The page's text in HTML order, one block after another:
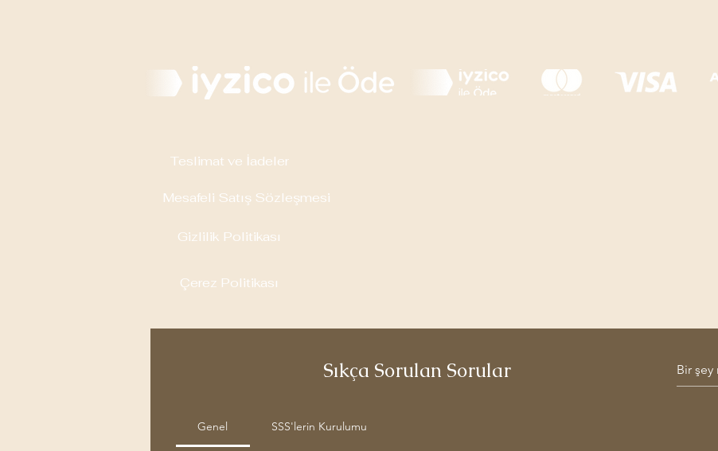
Teslimat ve İadeler
Mesafeli Satış Sözleşmesi
Gizlilik Politikası
Çerez Politikası
Sıkça Sorulan Sorular
Genel SSS'lerin Kurulumu